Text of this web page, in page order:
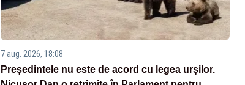
7 aug. 2026, 18:08
Președintele nu este de acord cu legea urșilor.